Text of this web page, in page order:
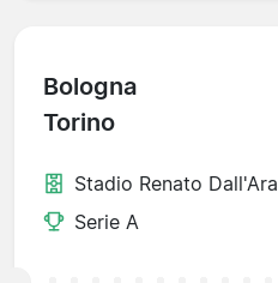
Bologna
Torino
Stadio Renato Dall'Ara
Serie A